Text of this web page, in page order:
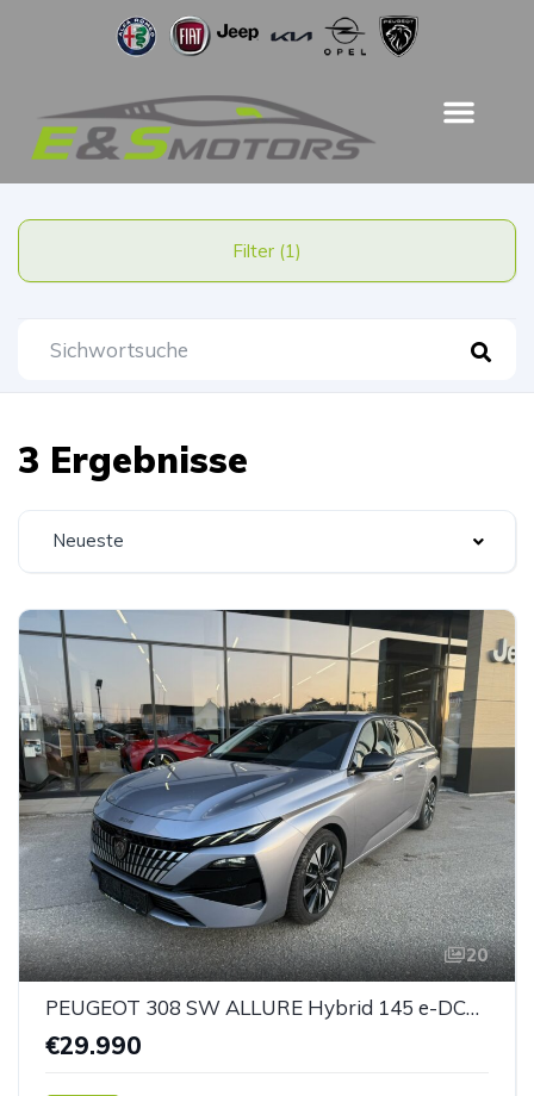
Filter (1)
3 Ergebnisse
Neueste
20
PEUGEOT 308 SW ALLURE Hybrid 145 e-DCS6
€29.990